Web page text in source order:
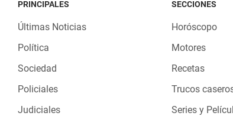
PRINCIPALES
Últimas Noticias
Política
Sociedad
Policiales
Judiciales
SECCIONES
Horóscopo
Motores
Recetas
Trucos
Series y